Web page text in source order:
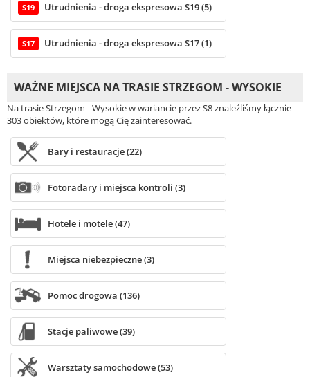
S19 Utrudnienia - droga ekspresowa S19 (5)
S17 Utrudnienia - droga ekspresowa S17 (1)
WAŻNE MIEJSCA NA TRASIE STRZEGOM - WYSOKIE
Na trasie Strzegom - Wysokie w wariancie przez S8 znaleźliśmy łącznie
303 obiektów, które mogą Cię zainteresować.
Bary i restauracje (22)
Fotoradary i miejsca kontroli (3)
Hotele i motele (47)
Miejsca niebezpieczne (3)
Pomoc drogowa (136)
Stacje paliwowe (39)
Warsztaty samochodowe (53)